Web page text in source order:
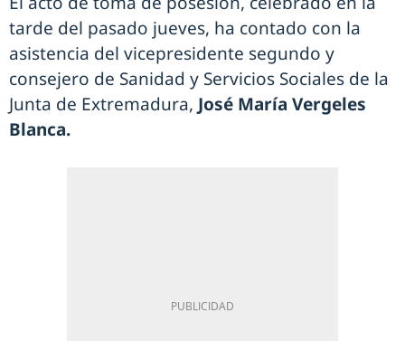
tarde del pasado jueves, ha contado con la
asistencia del vicepresidente segundo y
consejero de Sanidad y Servicios Sociales de la
Junta de Extremadura, José María Vergeles
Blanca.